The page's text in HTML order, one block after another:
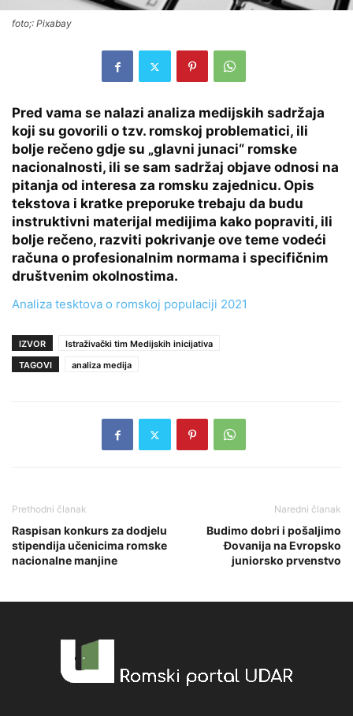
foto;: Pixabay
Pred vama se nalazi analiza medijskih sadržaja
koji su govorili o tzv. romskoj problematici, ili
bolje rečeno gdje su „glavni junaci“ romske
nacionalnosti, ili se sam sadržaj objave odnosi na
pitanja od interesa za romsku zajednicu. Opis
tekstova i kratke preporuke trebaju da budu
instruktivni materijal medijima kako popraviti, ili
bolje rečeno, razviti pokrivanje ove teme vodeći
računa o profesionalnim normama i specifičnim
društvenim okolnostima.
Analiza tesktova o romskoj populaciji 2021
IZVOR
Istraživački tim Medijskih inicijativa
TAGOVI
analiza medija
Prethodni članak
Raspisan konkurs za dodjelu
stipendija učenicima romske
nacionalne manjine
Naredni članak
Budimo dobri i pošaljimo
Đovanija na Evropsko
juniorsko prvenstvo